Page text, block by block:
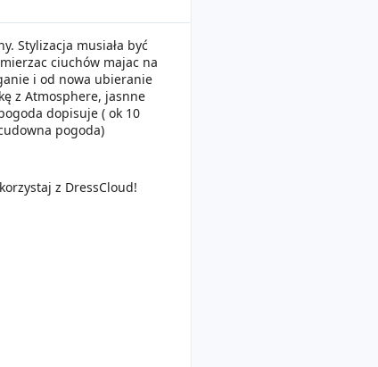
Stylizacja musiała być
ciuchów majac na
i od nowa ubieranie
z Atmosphere, jasnne
dopisuje ( ok 10
pogoda)
z DressCloud!